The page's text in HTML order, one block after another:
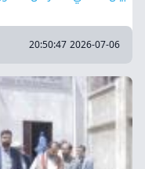
2026-07-06 20:50:47